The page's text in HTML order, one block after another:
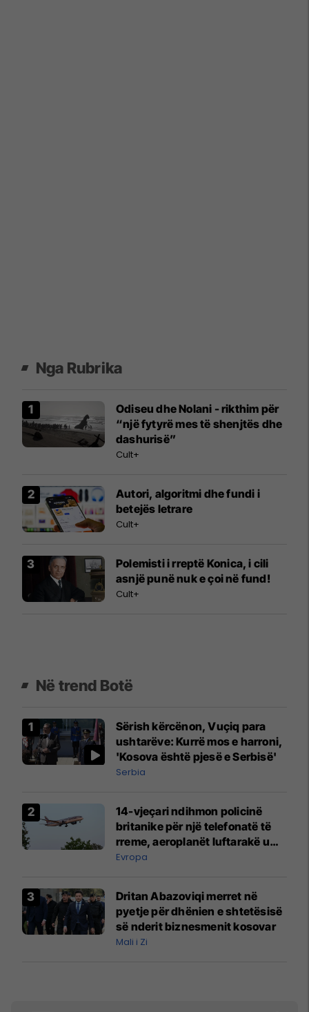
Nga Rubrika
Odiseu dhe Nolani - rikthim për
“një fytyrë mes të shenjtës dhe
dashurisë”
Cult+
Autori, algoritmi dhe fundi i
betejës letrare
Cult+
Polemisti i rreptë Konica, i cili
asnjë punë nuk e çoi në fund!
Cult+
Në trend Botë
Sërish kërcënon, Vuçiq para
ushtarëve: Kurrë mos e harroni,
'Kosova është pjesë e Serbisë'
Serbia
14-vjeçari ndihmon policinë
britanike për një telefonatë të
rreme, aeroplanët luftarakë u
ngritën në ajër për të
Mançesterit
Evropa
Dritan Abazoviqi merret në
pyetje për dhënien e shtetësisë
së nderit biznesmenit kosovar
Mali i Zi